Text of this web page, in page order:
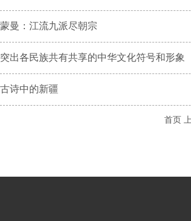
蒙曼：江流九派尽朝宗
突出各民族共有共享的中华文化符号和形象
古诗中的新疆
首页